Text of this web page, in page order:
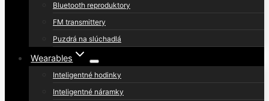
Bluetooth reproduktory
FM transmittery
Puzdrá na slúchadlá
Wearables
Inteligentné hodinky
Inteligentné náramky